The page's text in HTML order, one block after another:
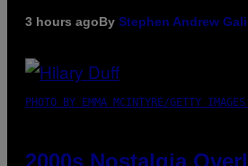
3 hours agoBy Stephen Andrew
PHOTO BY EMMA MCINTYRE/GETTY